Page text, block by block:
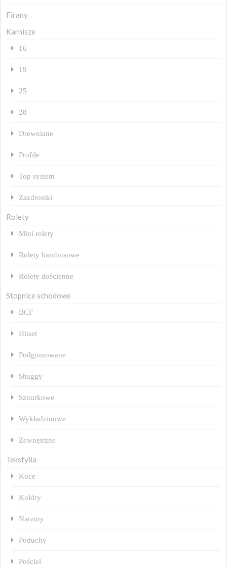
Firany
Karnisze
16
19
25
28
Drewniane
Profile
Top system
Zazdrostki
Rolety
Mini rolety
Rolety bambusowe
Rolety dościenne
Stopnice schodowe
BCF
Hitset
Podgumowane
Shaggy
Sznurkowe
Wykładzinowe
Zewnętrzne
Tekstylia
Koce
Kołdry
Narzuty
Poduchy
Pościel